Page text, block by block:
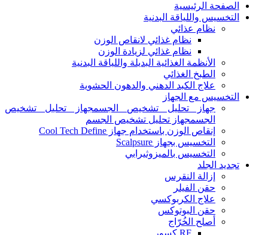
الصفحة الرئيسية
التخسيس واللياقة البدنية
نظام عذائي
نظام غذائي لانقاص الوزن
نظام غذائي لزيادة الوزن
الأنظمة الغذائية البديلة واللياقة البدنية
الطبخ الغذائي
علاج الكبد الدهني والدهون الحشوية
التخسيس مع الجهاز
جهاز تحليل تشخيص الجسمجهاز تحليل تشخيص
الجسمجهاز تحليل تشخيص الجسم
إنقاص الوزن باستخدام جهاز Cool Tech Define
التخسيس بجهاز Scalpsure
التخسيس بالميزوثيرابي
تجديد الجلد
إزالة النقرس
حقن الفيلر
علاج الكربوكسي
حقن البوتوكس
أصلح الخُرّاج
RF كسور